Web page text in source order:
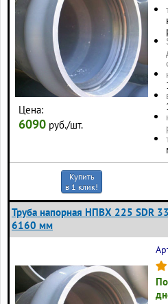
Цена:
6090 руб./шт.
Купить
в 1 клик!
Труба напорная НПВХ 225 SDR
6160 мм